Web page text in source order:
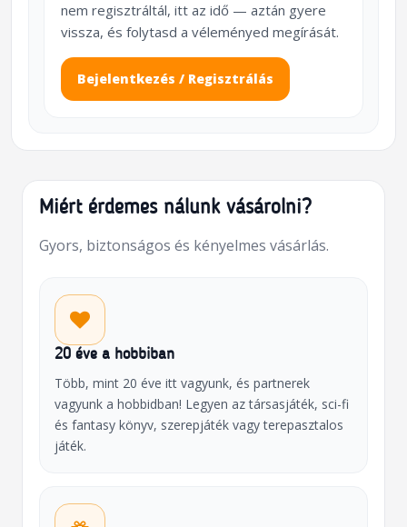
nem regisztráltál, itt az idő — aztán gyere
vissza, és folytasd a véleményed megírását.
Bejelentkezés / Regisztrálás
Miért érdemes nálunk vásárolni?
Gyors, biztonságos és kényelmes vásárlás.
20 éve a hobbiban
Több, mint 20 éve itt vagyunk, és partnerek
vagyunk a hobbidban! Legyen az társasjáték, sci-fi
és fantasy könyv, szerepjáték vagy terepasztalos
játék.